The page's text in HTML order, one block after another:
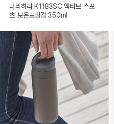
나리히라 K1183SC 액티브 스포
츠 보온보냉컵 350ml